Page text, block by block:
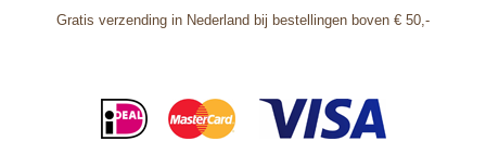
Gratis verzending in Nederland bij bestellingen boven € 50,-